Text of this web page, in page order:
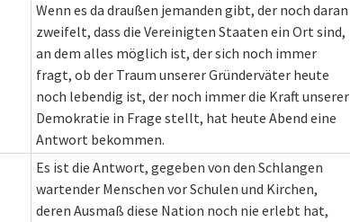
Wenn es da draußen jemanden gibt, der noch daran
zweifelt, dass die Vereinigten Staaten ein Ort sind,
an dem alles möglich ist, der sich noch immer
fragt, ob der Traum unserer Gründerväter heute
noch lebendig ist, der noch immer die Kraft unserer
Demokratie in Frage stellt, hat heute Abend eine
Antwort bekommen.
Es ist die Antwort, gegeben von den Schlangen
wartender Menschen vor Schulen und Kirchen,
deren Ausmaß diese Nation noch nie erlebt hat,